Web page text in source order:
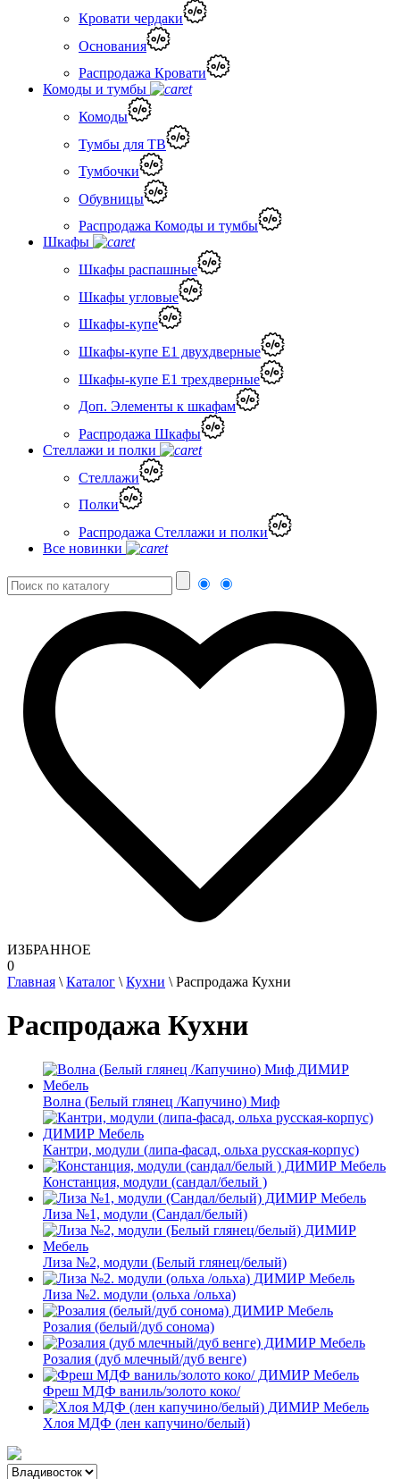
Кровати чердаки
Основания
Распродажа Кровати
Комоды и тумбы
Комоды
Тумбы для ТВ
Тумбочки
Обувницы
Распродажа Комоды и тумбы
Шкафы
Шкафы распашные
Шкафы угловые
Шкафы-купе
Шкафы-купе Е1 двухдверные
Шкафы-купе Е1 трехдверные
Доп. Элементы к шкафам
Распродажа Шкафы
Стеллажи и полки
Стеллажи
Полки
Распродажа Стеллажи и полки
Все новинки
ИЗБРАННОЕ
0
Главная \ Каталог \ Кухни \ Распродажа Кухни
Распродажа Кухни
Волна (Белый глянец /Капучино) Миф
Кантри, модули (липа-фасад, ольха русская-корпус)
Констанция, модули (сандал/белый )
Лиза №1, модули (Сандал/белый)
Лиза №2, модули (Белый глянец/белый)
Лиза №2. модули (ольха /ольха)
Розалия (белый/дуб сонома)
Розалия (дуб млечный/дуб венге)
Фреш МДФ ваниль/золото коко/
Хлоя МДФ (лен капучино/белый)